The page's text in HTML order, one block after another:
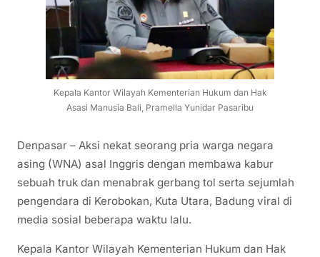
Kepala Kantor Wilayah Kementerian Hukum dan Hak
Asasi Manusia Bali, Pramella Yunidar Pasaribu
Denpasar – Aksi nekat seorang pria warga negara
asing (WNA) asal Inggris dengan membawa kabur
sebuah truk dan menabrak gerbang tol serta sejumlah
pengendara di Kerobokan, Kuta Utara, Badung viral di
media sosial beberapa waktu lalu.
Kepala Kantor Wilayah Kementerian Hukum dan Hak